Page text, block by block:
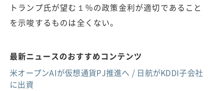
トランプ氏が望む１％の政策金利が適切であること
を示唆するものは全くない。
最新ニュースのおすすめコンテンツ
米オープンAIが仮想通貨PJ推進へ / 日航がKDDI子会社
に出資